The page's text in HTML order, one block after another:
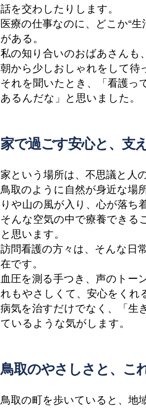
話を交わしたりします。
医療の仕事なのに、どこか“
がある。
私の知り合いのおばあさんも
朝から少しおしゃれをして待
それを聞いたとき、「看護っ
あるんだな」と思いました。
家で過ごす安心と、支
家という場所は、不思議と人
鳥取のように自然が身近な場
りや山の風が入り、心が落ち
そんな空気の中で療養できる
と思います。
訪問看護の方々は、そんな日
在です。
血圧を測る手つき、声のト
れもやさしくて、安心をくれ
病気を治すだけでなく、「生
ているような気がします。
鳥取のやさしさと、こ
鳥取の町を歩いていると、地